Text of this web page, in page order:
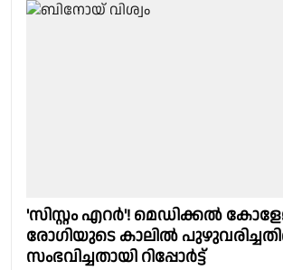
'സിസ്റ്റം എറർ'! മെഡിക്കൽ
രോഗിയുടെ കാലിൽ
സംഭവിച്ചതായി റിപ്പോർട്ട്